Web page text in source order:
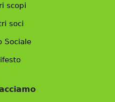
scopi
soci
Sociale